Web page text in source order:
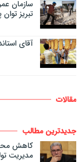
سازمان
تبریز
آقای
مقالات
جدیدترین مطالب
کاهش
مدیریت